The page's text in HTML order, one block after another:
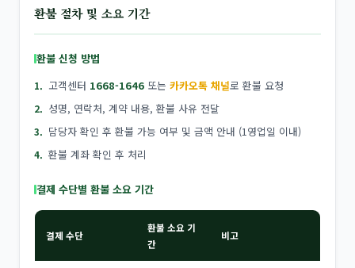
환불 절차 및 소요 기간
환불 신청 방법
고객센터 1668-1646 또는 카카오톡 채널로 환불 요청
성명, 연락처, 계약 내용, 환불 사유 전달
담당자 확인 후 환불 가능 여부 및 금액 안내 (1영업일 이내)
환불 계좌 확인 후 처리
결제 수단별 환불 소요 기간
결제 수단
환불 소요 기
간
비고